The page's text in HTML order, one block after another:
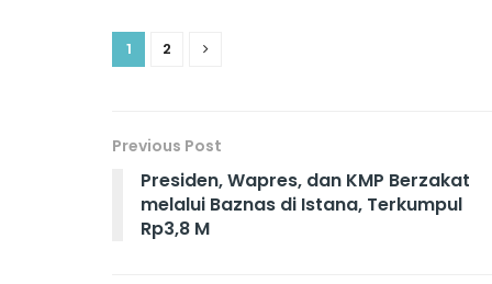
1 2
Previous Post
Presiden, Wapres, dan KMP Berzakat
melalui Baznas di Istana, Terkumpul
Rp3,8 M